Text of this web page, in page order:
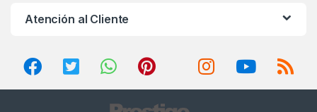
Atención al Cliente